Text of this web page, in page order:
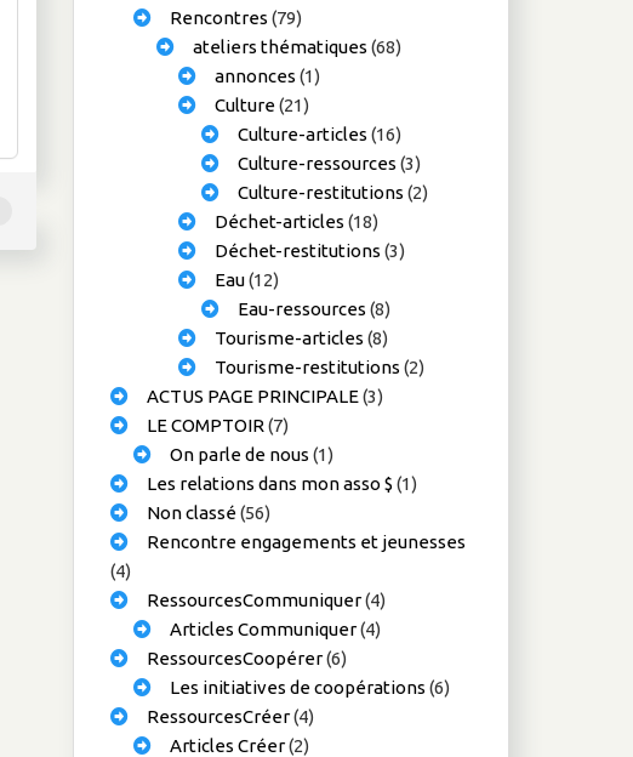
Rencontres (79)
ateliers thématiques (68)
annonces (1)
Culture(21)
Culture-articles (16)
Culture-ressources (3)
Culture-restitutions (2)
Déchet-articles (18)
Déchet-restitutions (3)
Eau(12)
Eau-ressources (8)
Tourisme-articles (8)
Tourisme-restitutions (2)
ACTUS PAGE PRINCIPALE(3)
LE COMPTOIR (7)
On parle de nous (1)
Les relations dans mon asso $ (1)
Non classé(56)
Rencontre engagements et jeunesses
(4)
RessourcesCommuniquer(4)
Articles Communiquer(4)
RessourcesCoopérer(6)
Les initiatives de coopérations (6)
RessourcesCréer(4)
Articles Créer(2)